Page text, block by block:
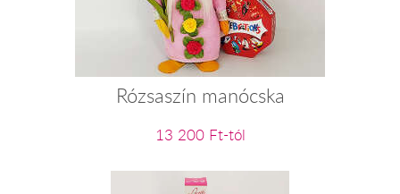
Rózsaszín manócska
13 200 Ft-tól